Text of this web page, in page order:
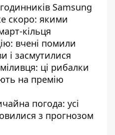
Samsung
скоро: якими
кільця
вчені помили
і засмутилися
ці рибалки
на премію
погода: усі
з прогнозом